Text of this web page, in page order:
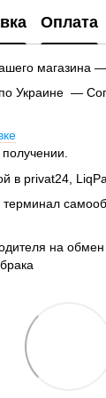
Оплата
магазина
Украине —
в privat24,
терминал
на